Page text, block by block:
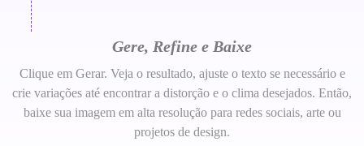
Gere, Refine e Baixe
Clique em Gerar. Veja o resultado, ajuste o texto se necessário e
crie variações até encontrar a distorção e o clima desejados. Então,
baixe sua imagem em alta resolução para redes sociais, arte ou
projetos de design.